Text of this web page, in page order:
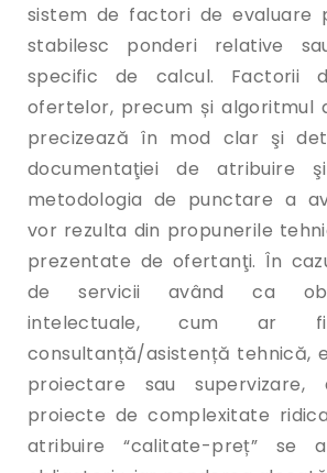
sistem de factori de evaluare
stabilesc ponderi relative
specific de calcul. Factorii
ofertelor, precum și algoritmul
precizează în mod clar şi
documentaţiei de atribuire
metodologia de punctare a
vor rezulta din propunerile
prezentate de ofertanţi. În
de servicii având ca
intelectuale, cum
consultanță/asistență tehnică,
proiectare sau supervizare,
proiecte de complexitate
atribuire “calitate-preț” se